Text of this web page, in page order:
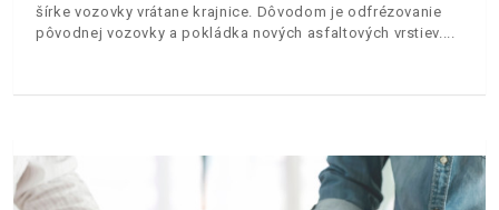
šírke vozovky vrátane krajnice. Dôvodom je odfrézovanie
pôvodnej vozovky a pokládka nových asfaltových vrstiev.